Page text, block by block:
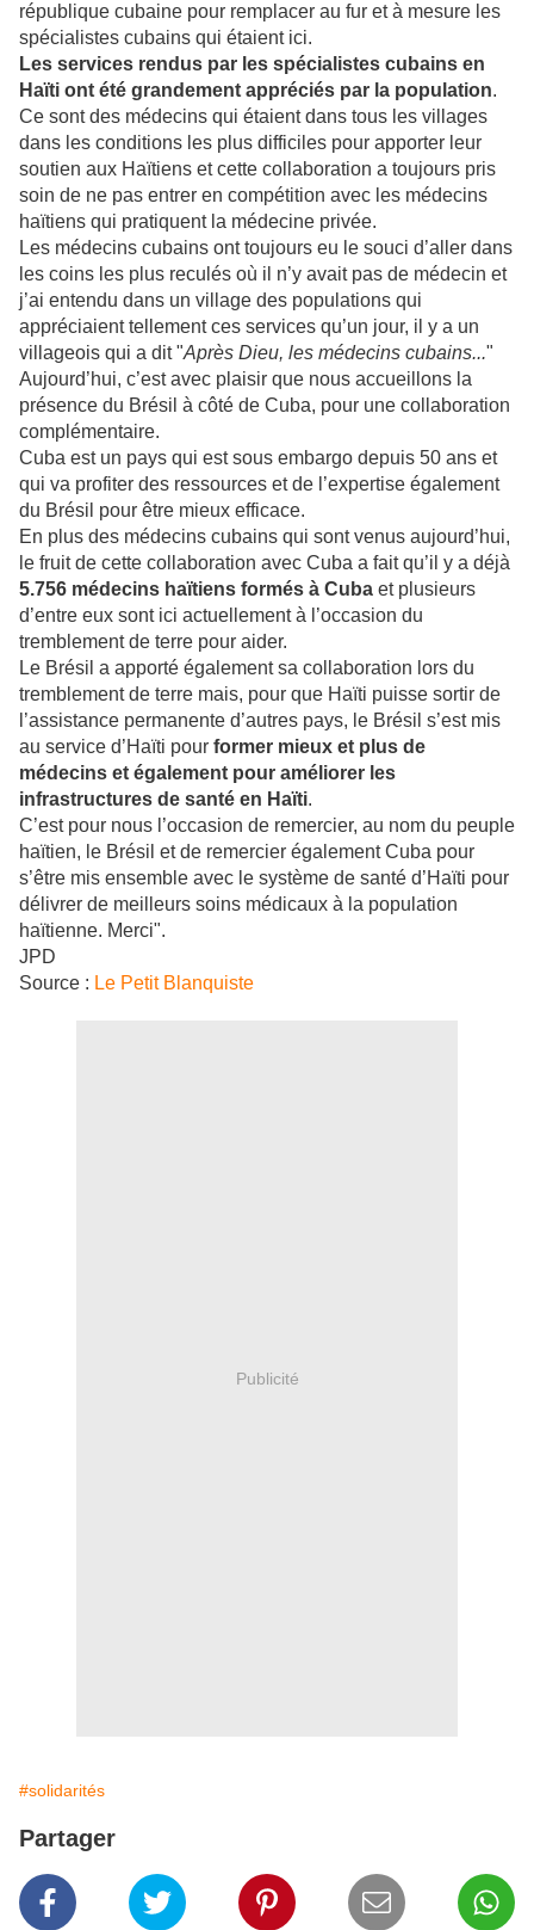
république cubaine pour remplacer au fur et à mesure les
spécialistes cubains qui étaient ici.
Les services rendus par les spécialistes cubains en
Haïti ont été grandement appréciés par la population.
Ce sont des médecins qui étaient dans tous les villages
dans les conditions les plus difficiles pour apporter leur
soutien aux Haïtiens et cette collaboration a toujours pris
soin de ne pas entrer en compétition avec les médecins
haïtiens qui pratiquent la médecine privée.
Les médecins cubains ont toujours eu le souci d’aller dans
les coins les plus reculés où il n’y avait pas de médecin et
j’ai entendu dans un village des populations qui
appréciaient tellement ces services qu’un jour, il y a un
villageois qui a dit "Après Dieu, les médecins cubains..."
Aujourd’hui, c’est avec plaisir que nous accueillons la
présence du Brésil à côté de Cuba, pour une collaboration
complémentaire.
Cuba est un pays qui est sous embargo depuis 50 ans et
qui va profiter des ressources et de l’expertise également
du Brésil pour être mieux efficace.
En plus des médecins cubains qui sont venus aujourd’hui,
le fruit de cette collaboration avec Cuba a fait qu’il y a déjà
5.756 médecins haïtiens formés à Cuba et plusieurs
d’entre eux sont ici actuellement à l’occasion du
tremblement de terre pour aider.
Le Brésil a apporté également sa collaboration lors du
tremblement de terre mais, pour que Haïti puisse sortir de
l’assistance permanente d’autres pays, le Brésil s’est mis
au service d’Haïti pour former mieux et plus de
médecins et également pour améliorer les
infrastructures de santé en Haïti.
C’est pour nous l’occasion de remercier, au nom du peuple
haïtien, le Brésil et de remercier également Cuba pour
s’être mis ensemble avec le système de santé d’Haïti pour
délivrer de meilleurs soins médicaux à la population
haïtienne. Merci".
JPD
Source : Le Petit Blanquiste
Publicité
#solidarités
Partager